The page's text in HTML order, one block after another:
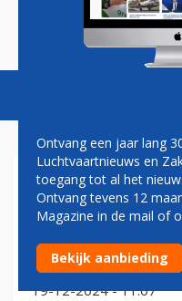
Magazine
DDA
F-35's escorteren
onderkomen op
19-12-2024 - 11:07
Ontvang een jaar lang
Luchtvaartnieuws en
toegang tot al het
Ontvang tevens 12
Magazine in de mail of
Bekijk aanbieding